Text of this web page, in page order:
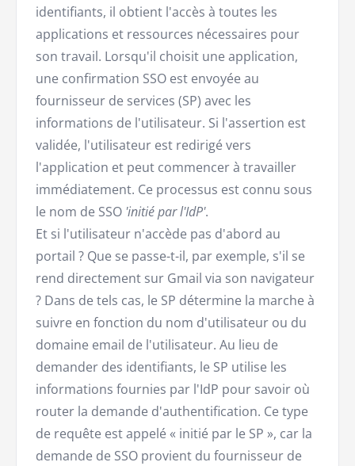
identifiants, il obtient l'accès à toutes les
applications et ressources nécessaires pour
son travail. Lorsqu'il choisit une application,
une confirmation SSO est envoyée au
fournisseur de services (SP) avec les
informations de l'utilisateur. Si l'assertion est
validée, l'utilisateur est redirigé vers
l'application et peut commencer à travailler
immédiatement. Ce processus est connu sous
le nom de SSO 'initié par l'IdP'.
Et si l'utilisateur n'accède pas d'abord au
portail ? Que se passe-t-il, par exemple, s'il se
rend directement sur Gmail via son navigateur
? Dans de tels cas, le SP détermine la marche à
suivre en fonction du nom d'utilisateur ou du
domaine email de l'utilisateur. Au lieu de
demander des identifiants, le SP utilise les
informations fournies par l'IdP pour savoir où
router la demande d'authentification. Ce type
de requête est appelé « initié par le SP », car la
demande de SSO provient du fournisseur de